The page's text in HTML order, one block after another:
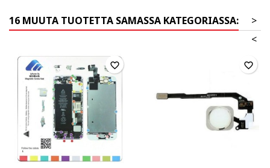
16 MUUTA TUOTETTA SAMASSA KATEGORIASSA:
>
<
favorite_border favorite_border